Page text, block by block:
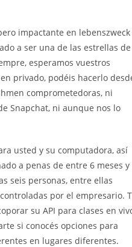
impactante en lebenszweck
a ser una de las estrellas de
esperamos vuestros
privado, podéis hacerlo
comprometedoras, ni
Snapchat, ni aunque nos lo
usted y su computadora, así
a penas de entre 6 meses y
seis personas, entre ellas
por el empresario.
su API para clases en
si conocés opciones para
en lugares diferentes.